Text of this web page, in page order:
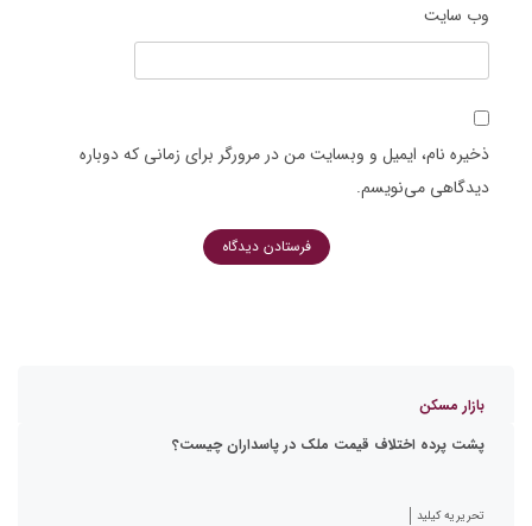
وب‌ سایت
ذخیره نام، ایمیل و وبسایت من در مرورگر برای زمانی که دوباره
دیدگاهی می‌نویسم.
بازار مسکن
پشت پرده اختلاف قیمت ملک در پاسداران چیست؟
تحریریه کیلید